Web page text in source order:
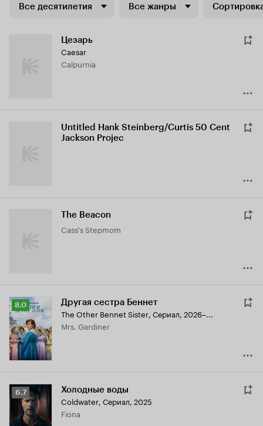
Все десятилетия Все жанры
Цезарь
Caesar
Calpurnia
Untitled Hank Steinberg/Curtis 50 Cent
Jackson Projec
The Beacon
Cass's Stepmom
Рейтинг
Кинопоиска
8.0
8.0 Другая сестра Беннет
The Other Bennet Sister, Сериал, 2026–...
Mrs. Gardiner
Рейтинг
Кинопоиска
6.7
6.7 Холодные воды
Coldwater, Сериал, 2025
Fiona